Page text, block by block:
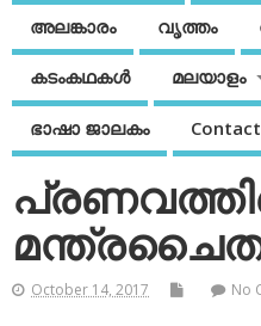
അലങ്കാരം വൃത്തം
കടംകഥകള്‍ മലയാളം
ഭാഷാ ജാലകം
October 14, 2017 No